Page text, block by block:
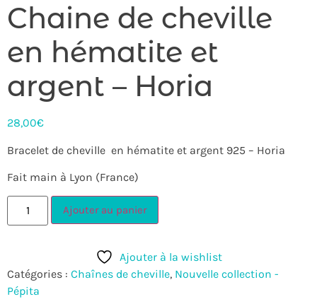
Chaine de cheville
en hématite et
argent – Horia
28,00€
Bracelet de cheville en hématite et argent 925 – Horia
Fait main à Lyon (France)
Ajouter au panier
Ajouter à la wishlist
Catégories : Chaînes de cheville, Nouvelle collection -
Pépita